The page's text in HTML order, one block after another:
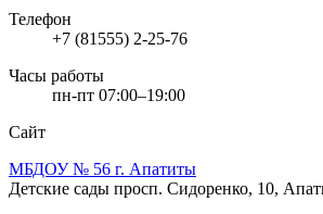
Телефон
+7 (81555) 2-25-76
Часы работы
пн-пт 07:00–19:00
Сайт
МБДОУ № 56 г. Апатиты
Детские сады просп. Сидоренко, 10,